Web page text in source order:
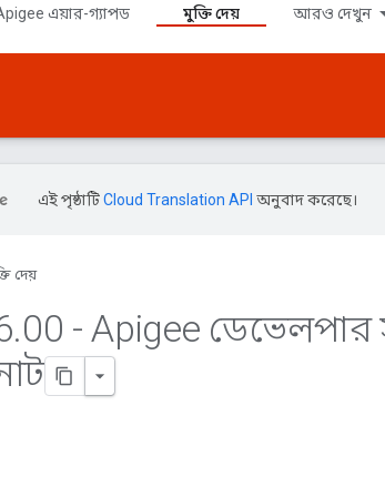
এয়ার-গ্যাপড মুক্তি দেয় আরও দেখুন
এই পৃষ্ঠাটিCloud Translation API অনুবাদ করেছে।
দেয়
.00 - Apigee ডেভেলপার